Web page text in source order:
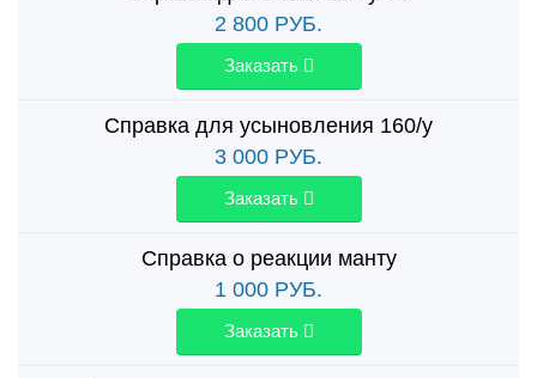
2 800 РУБ.
Заказать
Справка для усыновления 160/у
3 000 РУБ.
Заказать
Справка о реакции манту
1 000 РУБ.
Заказать